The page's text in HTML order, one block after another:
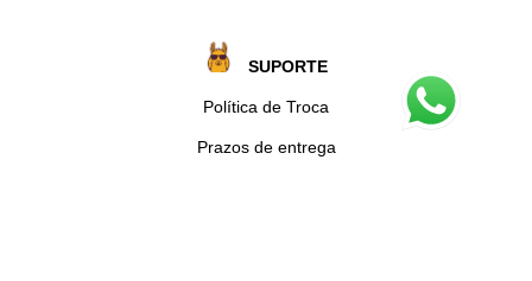
SUPORTE
Política de Troca
Prazos de entrega